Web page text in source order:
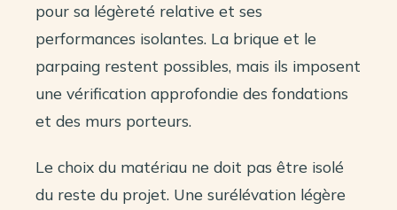
pour sa légèreté relative et ses
performances isolantes. La brique et le
parpaing restent possibles, mais ils imposent
une vérification approfondie des fondations
et des murs porteurs.
Le choix du matériau ne doit pas être isolé
du reste du projet. Une surélévation légère